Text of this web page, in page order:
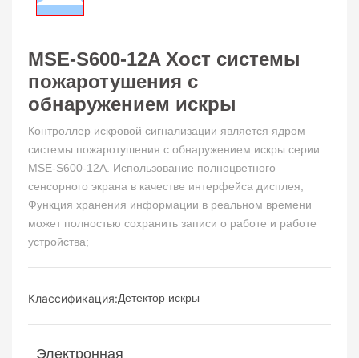
MSE-S600-12A Хост системы
пожаротушения с
обнаружением искры
Контроллер искровой сигнализации является ядром
системы пожаротушения с обнаружением искры серии
MSE-S600-12A. Использование полноцветного
сенсорного экрана в качестве интерфейса дисплея;
Функция хранения информации в реальном времени
может полностью сохранить записи о работе и работе
устройства;
Классификация:Детектор искры
Электронная